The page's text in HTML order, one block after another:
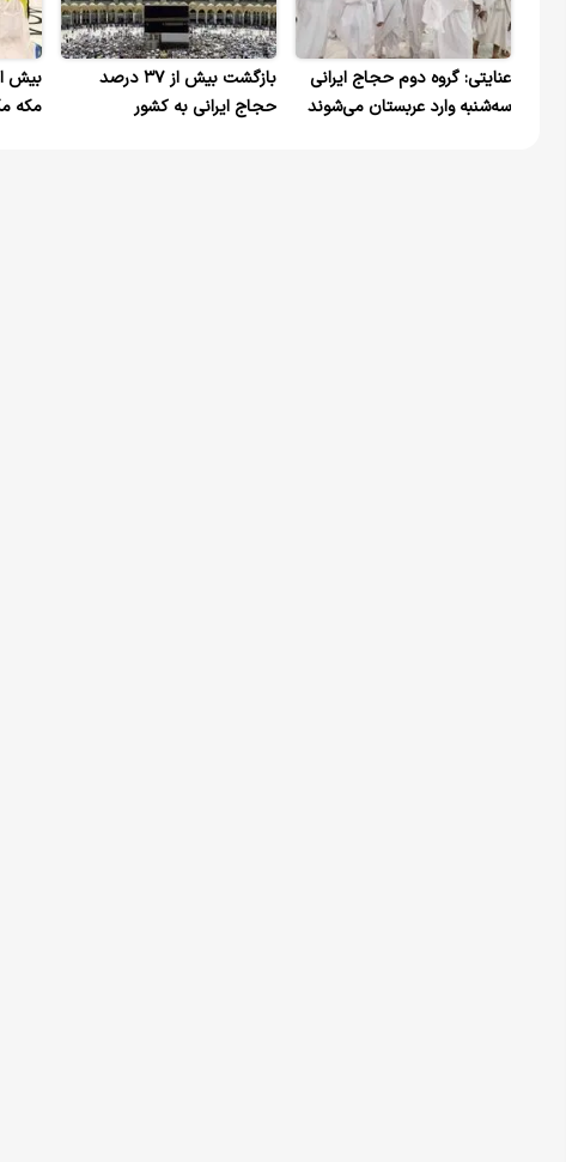
عنایتی: گروه دوم حجاج ایرانی
سه‌شنبه وارد عربستان می‌شوند
بازگشت بیش از ۳۷ درصد
حجاج ایرانی به کشور
مکه